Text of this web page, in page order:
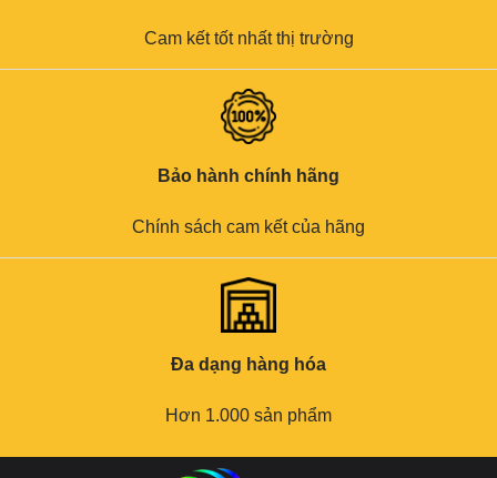
Cam kết tốt nhất thị trường
Bảo hành chính hãng
Chính sách cam kết của hãng
Đa dạng hàng hóa
Hơn 1.000 sản phẩm